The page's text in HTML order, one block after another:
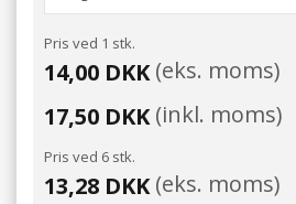
Pris ved 1 stk.
14,00 DKK(eks. moms)
17,50 DKK(inkl. moms)
Pris ved 6 stk.
13,28 DKK(eks. moms)